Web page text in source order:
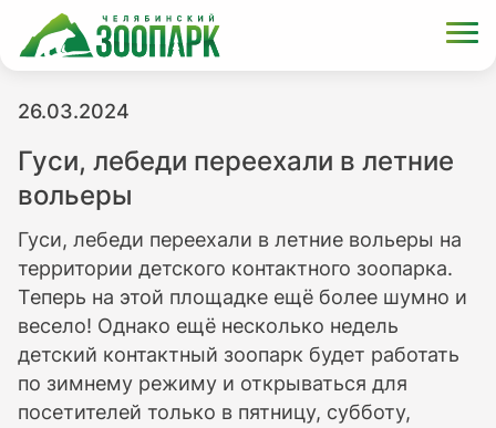
26.03.2024
Гуси, лебеди переехали в летние
вольеры
Гуси, лебеди переехали в летние вольеры на
территории детского контактного зоопарка.
Теперь на этой площадке ещё более шумно и
весело! Однако ещё несколько недель
детский контактный зоопарк будет работать
по зимнему режиму и открываться для
посетителей только в пятницу, субботу,